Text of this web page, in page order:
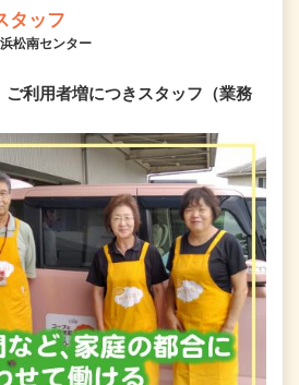
タッフ
松南センター
ご利用者増につきスタッフ（業務